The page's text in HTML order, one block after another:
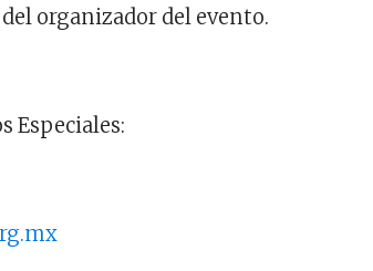
organizador del evento.
Especiales: